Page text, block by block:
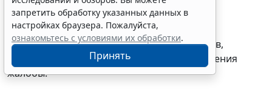
рассмотрения жалобы
105. Заявитель имеет право на получение
исчерпывающей информации и документов,
необходимых для обоснования и рассмотрения
жалобы.
запретить обработку указанных данных в
настройках браузера. Пожалуйста,
ознакомьтесь с условиями их обработки.
Принять